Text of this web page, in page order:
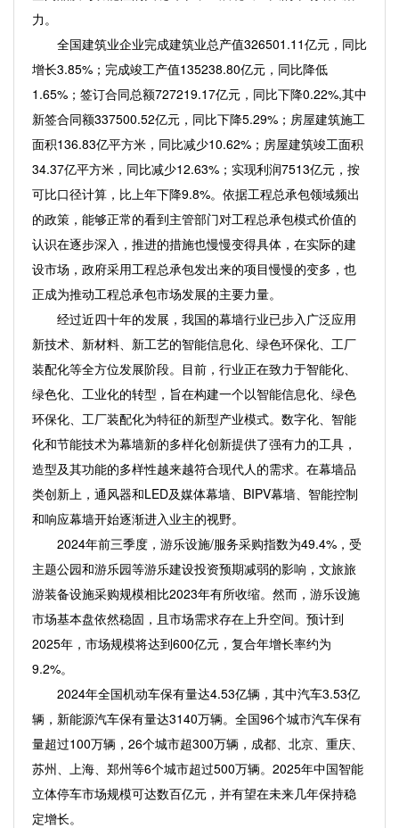
力。
全国建筑业企业完成建筑业总产值326501.11亿元，同比
增长3.85%；完成竣工产值135238.80亿元，同比降低
1.65%；签订合同总额727219.17亿元，同比下降0.22%,其中
新签合同额337500.52亿元，同比下降5.29%；房屋建筑施工
面积136.83亿平方米，同比减少10.62%；房屋建筑竣工面积
34.37亿平方米，同比减少12.63%；实现利润7513亿元，按
可比口径计算，比上年下降9.8%。依据工程总承包领域频出
的政策，能够正常的看到主管部门对工程总承包模式价值的
认识在逐步深入，推进的措施也慢慢变得具体，在实际的建
设市场，政府采用工程总承包发出来的项目慢慢的变多，也
正成为推动工程总承包市场发展的主要力量。
经过近四十年的发展，我国的幕墙行业已步入广泛应用
新技术、新材料、新工艺的智能信息化、绿色环保化、工厂
装配化等全方位发展阶段。目前，行业正在致力于智能化、
绿色化、工业化的转型，旨在构建一个以智能信息化、绿色
环保化、工厂装配化为特征的新型产业模式。数字化、智能
化和节能技术为幕墙新的多样化创新提供了强有力的工具，
造型及其功能的多样性越来越符合现代人的需求。在幕墙品
类创新上，通风器和LED及媒体幕墙、BIPV幕墙、智能控制
和响应幕墙开始逐渐进入业主的视野。
2024年前三季度，游乐设施/服务采购指数为49.4%，受
主题公园和游乐园等游乐建设投资预期减弱的影响，文旅旅
游装备设施采购规模相比2023年有所收缩。然而，游乐设施
市场基本盘依然稳固，且市场需求存在上升空间。预计到
2025年，市场规模将达到600亿元，复合年增长率约为
9.2%。
2024年全国机动车保有量达4.53亿辆，其中汽车3.53亿
辆，新能源汽车保有量达3140万辆。全国96个城市汽车保有
量超过100万辆，26个城市超300万辆，成都、北京、重庆、
苏州、上海、郑州等6个城市超过500万辆。2025年中国智能
立体停车市场规模可达数百亿元，并有望在未来几年保持稳
定增长。